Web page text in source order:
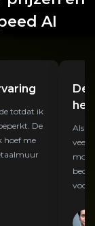
AI
totdat ik
De
hoef me
De
Als
veel
voor